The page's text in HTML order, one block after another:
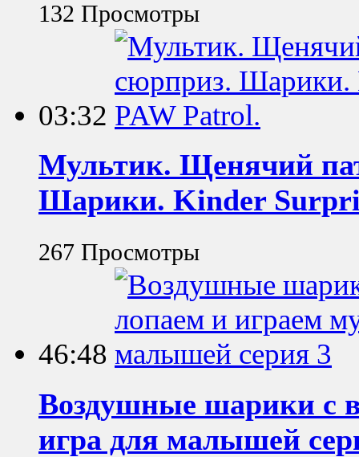
132 Просмотры
03:32
Мультик. Щенячий
Шарики. Kinder
267 Просмотры
46:48
Воздушные шарики с
игра для малышей